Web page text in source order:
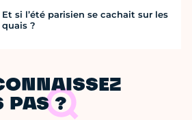
Et si l’été parisien se cachait sur les
quais ?
PAS ?